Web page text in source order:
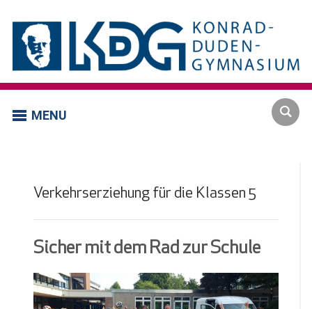
MENU
Verkehrserziehung für die Klassen 5
Sicher mit dem Rad zur Schule